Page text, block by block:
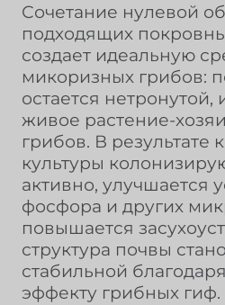
Сочетание нулевой
подходящих
создает идеальную
микоризных грибов:
остается нетронутой,
живое растение-
грибов. В результате
культуры
активно, улучшается
фосфора и других
повышается
структура почвы
стабильной
эффекту грибных гиф.